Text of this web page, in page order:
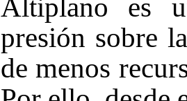
Altiplano es
presión sobre
de menos